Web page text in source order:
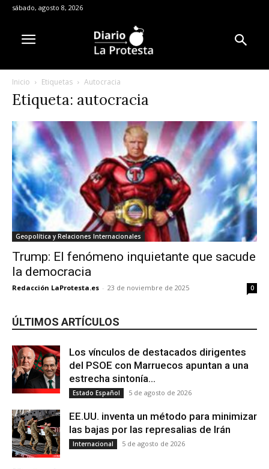
sábado, agosto 8, 2026
Inicio Etiquetas Autocracia
Etiqueta: autocracia
Geopolítica y Relaciones Internacionales
Trump: El fenómeno inquietante que sacude
la democracia
Redacción LaProtesta.es - 23 de noviembre de 2025 0
ÚLTIMOS ARTÍCULOS
Los vínculos de destacados dirigentes
del PSOE con Marruecos apuntan a una
estrecha sintonía...
Estado Español 5 de agosto de 2026
EE.UU. inventa un método para minimizar
las bajas por las represalias de Irán
Internacional 5 de agosto de 2026